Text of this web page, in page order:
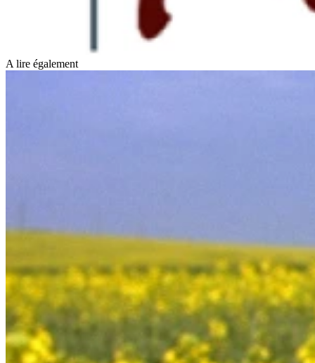
A lire également